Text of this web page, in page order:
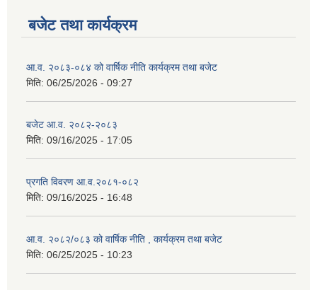
बजेट तथा कार्यक्रम
आ.व. २०८३-०८४ को वार्षिक नीति कार्यक्रम तथा बजेट
मिति: 06/25/2026 - 09:27
बजेट आ.व. २०८२-२०८३
मिति: 09/16/2025 - 17:05
प्रगति विवरण आ.व.२०८१-०८२
मिति: 09/16/2025 - 16:48
आ.व. २०८२/०८३ को वार्षिक नीति , कार्यक्रम तथा बजेट
मिति: 06/25/2025 - 10:23